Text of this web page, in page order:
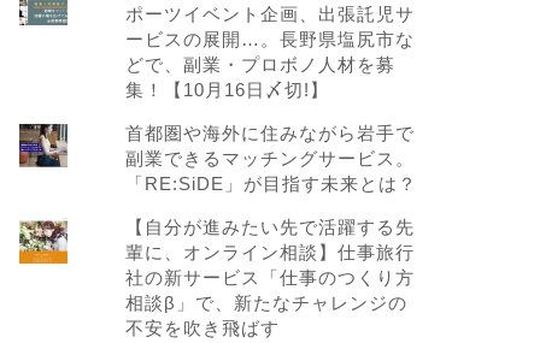
ポーツイベント企画、出張託児サ
ービスの展開…。長野県塩尻市な
どで、副業・プロボノ人材を募
集！【10月16日〆切!】
首都圏や海外に住みながら岩手で
副業できるマッチングサービス。
「RE:SiDE」が目指す未来とは？
【自分が進みたい先で活躍する先
輩に、オンライン相談】仕事旅行
社の新サービス「仕事のつくり方
相談β」で、新たなチャレンジの
不安を吹き飛ばす